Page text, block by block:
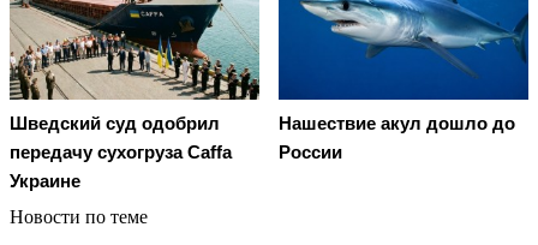
Шведский суд одобрил
передачу сухогруза Caffa
Украине
Нашествие акул дошло до
России
Новости по теме